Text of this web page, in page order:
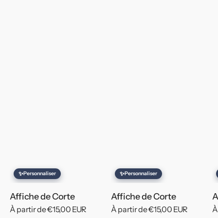
✨Personnaliser
Affiche de Corte
Prix
À partir de €15,00 EUR
✨Personnaliser
Affiche de Corte
Prix
À partir de €15,00 EUR